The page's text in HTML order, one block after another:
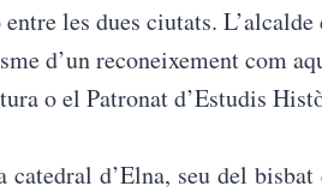
les dues ciutats.
d’un reconeixement com
o el Patronat d’Estudis
catedral d’Elna, seu del